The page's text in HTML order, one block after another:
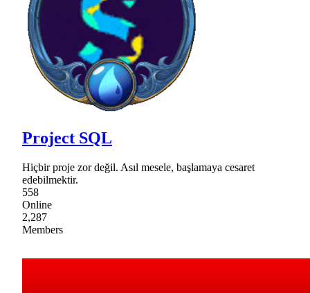
Project SQL
Hiçbir proje zor değil. Asıl mesele, başlamaya cesaret
edebilmektir.
558
Online
2,287
Members